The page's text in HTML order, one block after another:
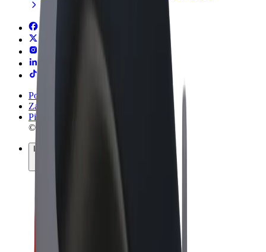
Pogoji poslovanja
Zasebnost
Piškotki
© 2026 Bolt Technology OÜ
Izdelki
Bolt Hrana